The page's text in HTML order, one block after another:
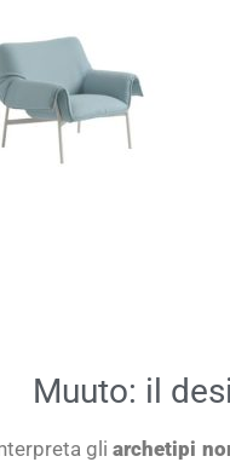
Muuto: il
gliarchetipi